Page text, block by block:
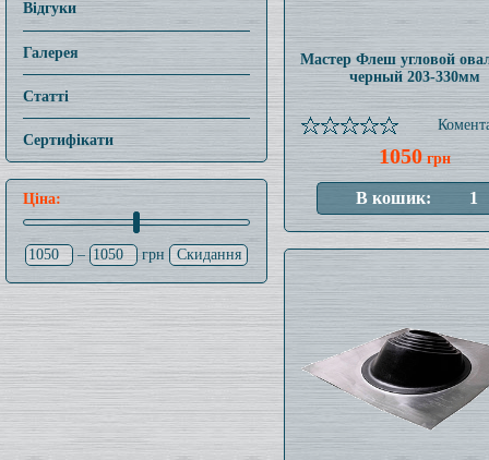
Відгуки
Галерея
Статті
Сертифікати
Ціна:
– грн
Мастер Флеш угловой
черный 203-330мм
1050грн